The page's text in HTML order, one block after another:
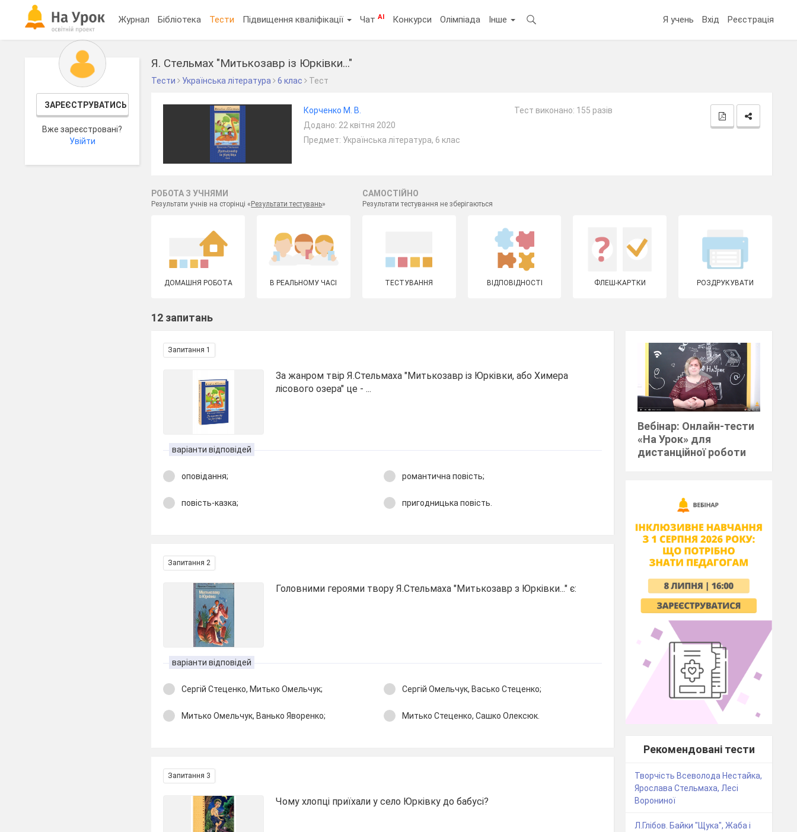
Журнал Бібліотека Тести Підвищення кваліфікації ЧатAI Конкурси Олімпіада Інше Я учень Вхід Реєстрація
ЗАРЕЄСТРУВАТИСЬ
Вже зареєстровані?
Увійти
Я. Стельмах "Митькозавр із Юрківки..."
Тести Українська література 6 клас Тест
Корченко М. В.
Додано: 22 квітня 2020
Предмет: Українська література, 6 клас
Тест виконано: 155 разів
РОБОТА З УЧНЯМИ
Результати учнів на сторінці « Результати тестувань»
САМОСТІЙНО
Результати тестування не зберігаються
ДОМАШНЯ РОБОТА В РЕАЛЬНОМУ ЧАСІ ТЕСТУВАННЯ ВІДПОВІДНОСТІ ФЛЕШ-КАРТКИ РОЗДРУКУВАТИ
12 запитань
Запитання 1
За жанром твір Я.Стельмаха "Митькозавр із Юрківки, або Химера
лісового озера" це - ...
варіанти відповідей
оповідання; романтична повість;
повість-казка; пригодницька повість.
Запитання 2
Головними героями твору Я.Стельмаха "Митькозавр з Юрківки..." є:
варіанти відповідей
Сергій Стеценко, Митько Омельчук; Сергій Омельчук, Васько Стеценко;
Митько Омельчук, Ванько Яворенко; Митько Стеценко, Сашко Олексюк.
Запитання 3
Чому хлопці приїхали у село Юрківку до бабусі?
Вебінар: Онлайн-тести
«На Урок» для
дистанційної роботи
Рекомендовані тести
Творчість Всеволода Нестайка,
Ярослава Стельмаха, Лесі
Ворониної
Л.Глібов. Байки "Щука", Жаба і